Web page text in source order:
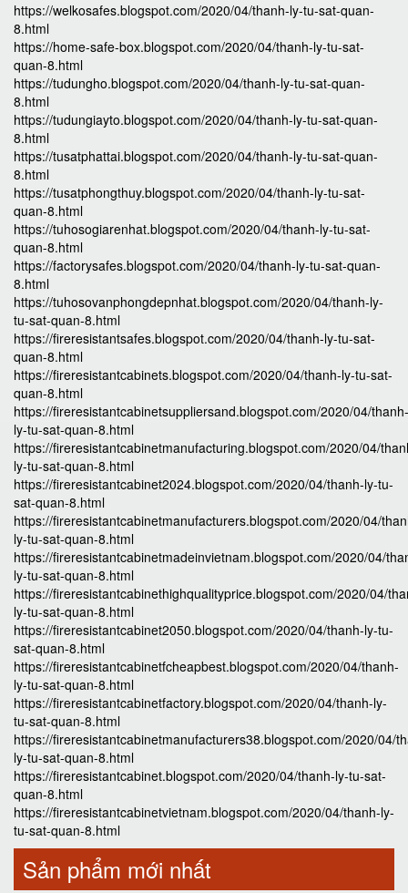
https://welkosafes.blogspot.com/2020/04/thanh-ly-tu-sat-quan-
8.html
https://home-safe-box.blogspot.com/2020/04/thanh-ly-tu-sat-
quan-8.html
https://tudungho.blogspot.com/2020/04/thanh-ly-tu-sat-quan-
8.html
https://tudungiayto.blogspot.com/2020/04/thanh-ly-tu-sat-quan-
8.html
https://tusatphattai.blogspot.com/2020/04/thanh-ly-tu-sat-quan-
8.html
https://tusatphongthuy.blogspot.com/2020/04/thanh-ly-tu-sat-
quan-8.html
https://tuhosogiarenhat.blogspot.com/2020/04/thanh-ly-tu-sat-
quan-8.html
https://factorysafes.blogspot.com/2020/04/thanh-ly-tu-sat-quan-
8.html
https://tuhosovanphongdepnhat.blogspot.com/2020/04/thanh-ly-
tu-sat-quan-8.html
https://fireresistantsafes.blogspot.com/2020/04/thanh-ly-tu-sat-
quan-8.html
https://fireresistantcabinets.blogspot.com/2020/04/thanh-ly-tu-sat-
quan-8.html
https://fireresistantcabinetsuppliersand.blogspot.com/2020/04/thanh-
ly-tu-sat-quan-8.html
https://fireresistantcabinetmanufacturing.blogspot.com/2020/04/
ly-tu-sat-quan-8.html
https://fireresistantcabinet2024.blogspot.com/2020/04/thanh-ly-tu-
sat-quan-8.html
https://fireresistantcabinetmanufacturers.blogspot.com/2020/04/
ly-tu-sat-quan-8.html
https://fireresistantcabinetmadeinvietnam.blogspot.com/2020/04/
ly-tu-sat-quan-8.html
https://fireresistantcabinethighqualityprice.blogspot.com/2020/04/
ly-tu-sat-quan-8.html
https://fireresistantcabinet2050.blogspot.com/2020/04/thanh-ly-tu-
sat-quan-8.html
https://fireresistantcabinetfcheapbest.blogspot.com/2020/04/thanh-
ly-tu-sat-quan-8.html
https://fireresistantcabinetfactory.blogspot.com/2020/04/thanh-ly-
tu-sat-quan-8.html
https://fireresistantcabinetmanufacturers38.blogspot.com/2020/04/
ly-tu-sat-quan-8.html
https://fireresistantcabinet.blogspot.com/2020/04/thanh-ly-tu-sat-
quan-8.html
https://fireresistantcabinetvietnam.blogspot.com/2020/04/thanh-ly-
tu-sat-quan-8.html
Sản phẩm mới nhất